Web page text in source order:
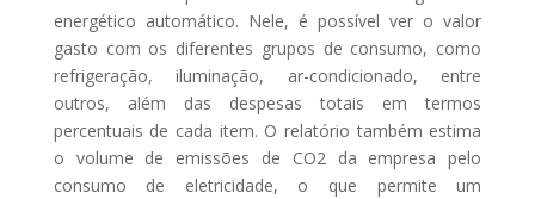
energético automático. Nele, é possível ver o valor
gasto com os diferentes grupos de consumo, como
refrigeração, iluminação, ar-condicionado, entre
outros, além das despesas totais em termos
percentuais de cada item. O relatório também estima
o volume de emissões de CO2 da empresa pelo
consumo de eletricidade, o que permite um